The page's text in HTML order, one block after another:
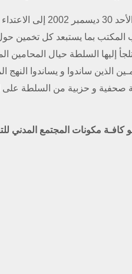
2002 إلى
المكتب بما يستبعد كل تخمين
إليها السلطة حيال المحامين
الذين ساندوا و يساندوا النهج
صحفية و حزبية من السلطة على
كافـة مكونات المجتمع المدني